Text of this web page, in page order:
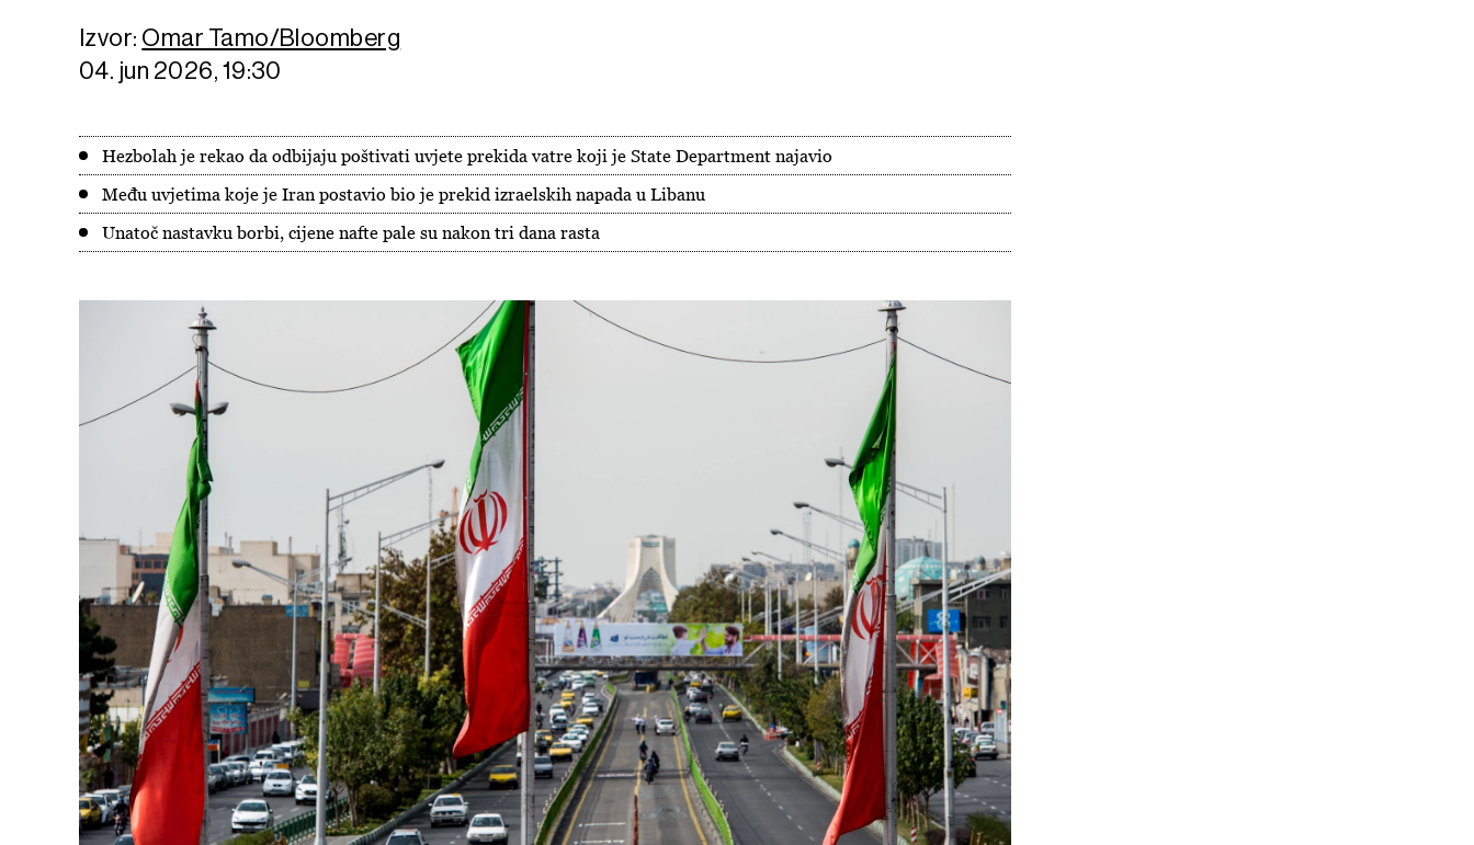
Izvor: Omar Tamo/Bloomberg
04. jun 2026, 19:30
Hezbolah je rekao da odbijaju poštivati ​​uvjete prekida vatre koji je State Department najavio
Među uvjetima koje je Iran postavio bio je prekid izraelskih napada u Libanu
Unatoč nastavku borbi, cijene nafte pale su nakon tri dana rasta